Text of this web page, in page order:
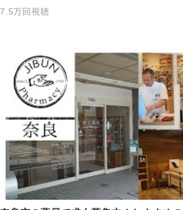
7.5万回視聴